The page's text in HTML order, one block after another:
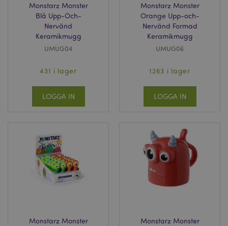
Monstarz Monster
Blå Upp-Och-
Nervänd
Keramikmugg
UMUG04
431 i lager
LOGGA IN
Monstarz Monster
Orange Upp-och-
Nervänd Formad
Keramikmugg
UMUG06
1263 i lager
LOGGA IN
Monstarz Monster
Monstarz Monster